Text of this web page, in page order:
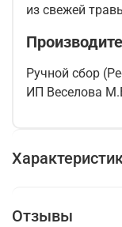
из свежей
Ручной сбор
ИП Веселова
Отзывы